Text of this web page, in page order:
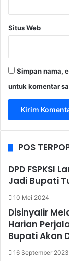
Situs Web
Simpan nama,
untuk komentar
POS
DPD FSPKSI
Jadi Bupati
10 Mei 2024
Disinyalir
Harian
Bupati Akan
16 September 2023